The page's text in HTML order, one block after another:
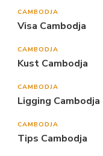
CAMBODJA
Visa Cambodja
CAMBODJA
Kust Cambodja
CAMBODJA
Ligging Cambodja
CAMBODJA
Tips Cambodja